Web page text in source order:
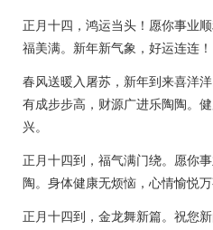
正月十四，鸿运当头！愿你事业
福美满。新年新气象，好运连连！
春风送暖入屠苏，新年到来喜洋
有成步步高，财源广进乐陶陶。
兴。
正月十四到，福气满门绕。愿你
陶。身体健康无烦恼，心情愉悦万
正月十四到，金龙舞新篇。祝您